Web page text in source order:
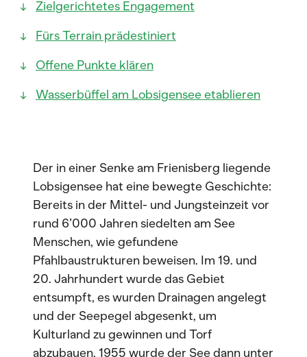
Zielgerichtetes Engagement
Fürs Terrain prädestiniert
Offene Punkte klären
Wasserbüffel am Lobsigensee etablieren
Der in einer Senke am Frienisberg liegende
Lobsigensee hat eine bewegte Geschichte:
Bereits in der Mittel- und Jungsteinzeit vor
rund 6’000 Jahren siedelten am See
Menschen, wie gefundene
Pfahlbaustrukturen beweisen. Im 19. und
20. Jahrhundert wurde das Gebiet
entsumpft, es wurden Drainagen angelegt
und der Seepegel abgesenkt, um
Kulturland zu gewinnen und Torf
abzubauen. 1955 wurde der See dann unter